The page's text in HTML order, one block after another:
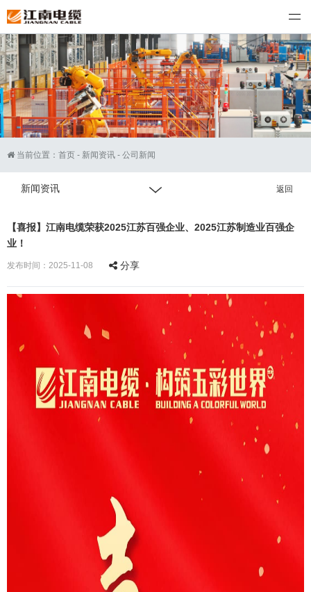
江南电缆
当前位置： 首页 - 新闻资讯 - 公司新闻
新闻资讯 返回
【喜报】江南电缆荣获2025江苏百强企业、2025江苏制造业百强企
业！
发布时间：2025-11-08 分享